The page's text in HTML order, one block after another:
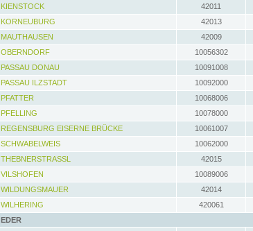
KIENSTOCK
42011
KORNEUBURG
42013
MAUTHAUSEN
42009
OBERNDORF
10056302
PASSAU DONAU
10091008
PASSAU ILZSTADT
10092000
PFATTER
10068006
PFELLING
10078000
REGENSBURG EISERNE BRÜCKE
10061007
SCHWABELWEIS
10062000
THEBNERSTRASSL
42015
VILSHOFEN
10089006
WILDUNGSMAUER
42014
WILHERING
420061
EDER